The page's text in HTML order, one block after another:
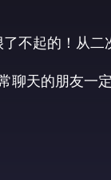
不起的！从二
聊天的朋友一